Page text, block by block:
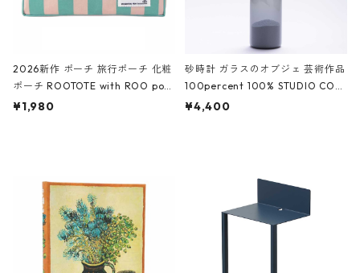
2026新作 ポーチ 旅行ポーチ 化粧
ポーチ ROOTOTE with ROO pou
ch 3532 ルートート WR.ポーチ.ラ
¥1,980
砂時計 ガラスのオブジェ 芸術作品
100percent 100% STUDIO COH
AKU Timeless 100パーセント ス
¥4,400